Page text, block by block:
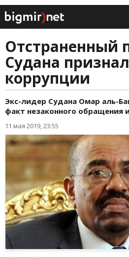
Отстраненный
Судана
коррупции
Экс-лидер Судана Омар аль-
факт незаконного обращения
11 мая 2019, 23:55